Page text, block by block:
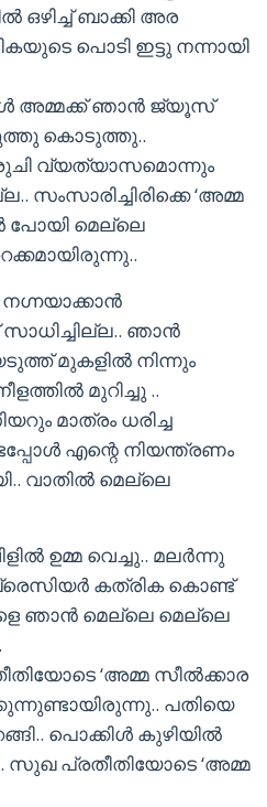
ബാക്കി അര
പൊടി ഇട്ടു നന്നായി
അമ്മക്ക് ഞാൻ ജ്യൂസ്
കൊടുത്തു..
വ്യത്യാസമൊന്നും
സംസാരിച്ചിരിക്കെ ‘അമ്മ
പോയി മെല്ലെ
ഞാൻ
മുകളിൽ നിന്നും
മുറിച്ചു ..
മാത്രം ധരിച്ച
എന്റെ നിയന്ത്രണം
വാതിൽ മെല്ലെ
ഉമ്മ വെച്ചു.. മലർന്നു
കത്രിക കൊണ്ട്
ഞാൻ മെല്ലെ മെല്ലെ
‘അമ്മ സീൽക്കാര
പതിയെ
പൊക്കിൾ കുഴിയിൽ
സുഖ പ്രതീതിയോടെ ‘അമ്മ